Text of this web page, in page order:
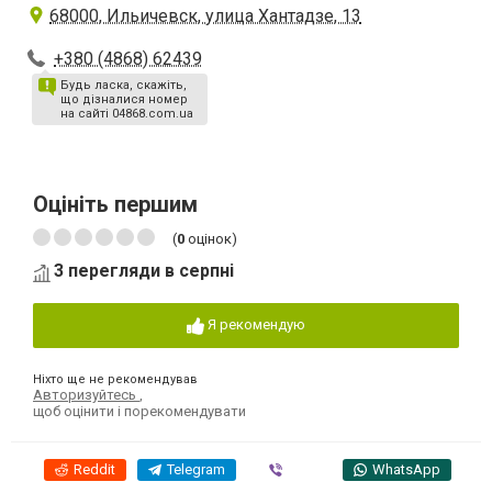
68000, Ильичевск, улица Хантадзе, 13
+380 (4868) 62439
Будь ласка, скажіть,
що дізналися номер
на сайті 04868.com.ua
Оцініть першим
(0 оцінок)
3 перегляди в серпні
Я рекомендую
Ніхто ще не рекомендував
Авторизуйтесь
щоб оцінити і порекомендувати
Reddit Telegram WhatsApp